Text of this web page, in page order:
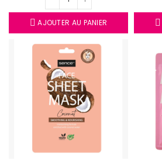
AJOUTER AU PANIER